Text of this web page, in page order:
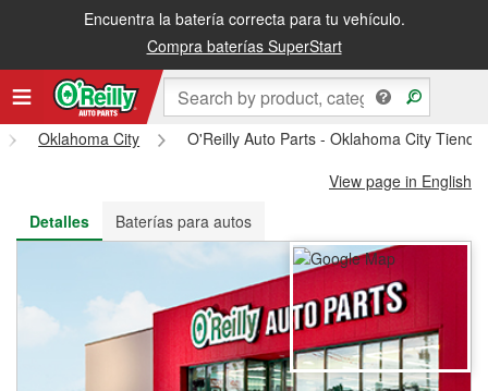
Encuentra la batería correcta para tu vehículo.
Compra baterías SuperStart
Recibe tu orden gratis al día siguiente o recógela en la tienda
Oklahoma City
O'Reilly Auto Parts - Oklahoma City
View page in English
Detalles
Baterías para autos